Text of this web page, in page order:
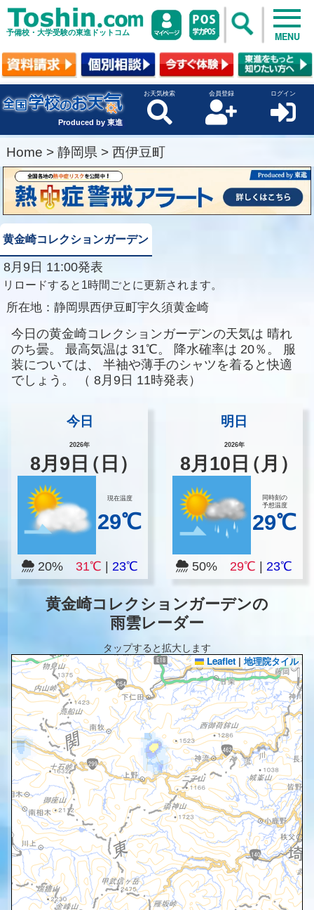
予備校・大学受験の東進ドットコム MENU
Produced by 東進
お天気検索 会員登録 ログイン
Home > 静岡県 > 西伊豆町
黄金崎コレクションガーデン
8月9日 11:00発表
リロードすると1時間ごとに更新されます。
所在地： 静岡県西伊豆町宇久須黄金崎
今日の黄金崎コレクションガーデンの天気は 晴れ
のち曇。
最高気温は 31℃。 降水確率は 20％。
服
装については、
半袖や薄手のシャツを着ると快適
でしょう。
（ 8月9日 11時発表）
今日
2026年
8月 9 日（日）
現在温度
29℃
20% 31℃ 23℃
明日
2026年
8月 10 日（月）
同時刻の
予想温度
29℃
50%29℃ |23℃
黄金崎コレクションガーデンの
雨雲レーダー
タップすると拡大します
Leaflet | 地理院タイル